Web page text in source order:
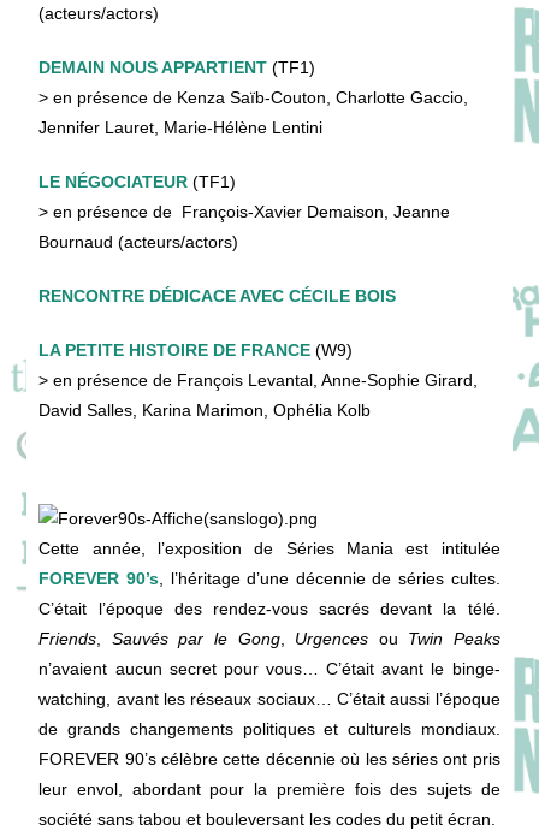
(acteurs/actors)
DEMAIN NOUS APPARTIENT(TF1)
> en présence de Kenza Saïb-Couton, Charlotte Gaccio,
Jennifer Lauret, Marie-Hélène Lentini
LE NÉGOCIATEUR(TF1)
> en présence de François-Xavier Demaison, Jeanne
Bournaud (acteurs/actors)
RENCONTRE DÉDICACE AVEC CÉCILE BOIS
LA PETITE HISTOIRE DE FRANCE (W9)
> en présence de François Levantal, Anne-Sophie Girard,
David Salles, Karina Marimon, Ophélia Kolb
Cette année, l’exposition de Séries Mania est intitulée
FOREVER 90’s , l’héritage d’une décennie de séries cultes.
C’était l’époque des rendez-vous sacrés devant la télé.
Friends
Sauvés par le Gong, Urgences ou Twin Peaks
n’avaient aucun secret pour vous… C’était avant le binge-
watching, avant les réseaux sociaux… C’était aussi l’époque
de grands changements politiques et culturels mondiaux.
FOREVER 90’s célèbre cette décennie où les séries ont pris
leur envol, abordant pour la première fois des sujets de
société sans tabou et bouleversant les codes du petit écran.